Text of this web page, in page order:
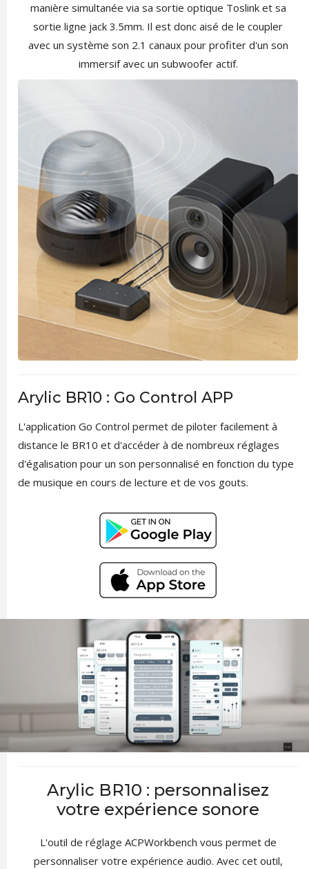
manière simultanée via sa sortie optique Toslink et sa
sortie ligne jack 3.5mm. Il est donc aisé de le coupler
avec un système son 2.1 canaux pour profiter d'un son
immersif avec un subwoofer actif.
Arylic BR10 : Go Control APP
L'application Go Control permet de piloter facilement à
distance le BR10 et d'accéder à de nombreux réglages
d'égalisation pour un son personnalisé en fonction du type
de musique en cours de lecture et de vos gouts.
Arylic BR10 : personnalisez
votre expérience sonore
L'outil de réglage ACPWorkbench vous permet de
personnaliser votre expérience audio. Avec cet outil,